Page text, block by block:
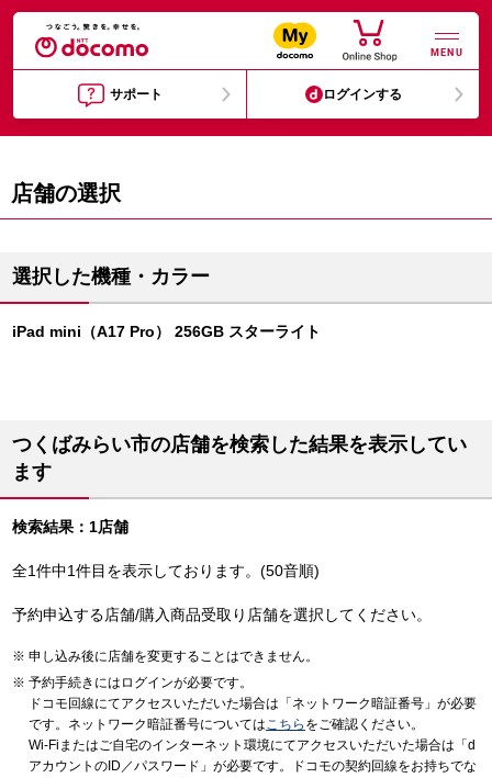
MENU
サポート ログインする
店舗の選択
選択した機種・カラー
iPad mini（A17 Pro） 256GB スターライト
つくばみらい市の店舗を検索した結果を表示してい
ます
検索結果：1店舗
全1件中1件目を表示しております。(50音順)
予約申込する店舗/購入商品受取り店舗を選択してください。
申し込み後に店舗を変更することはできません。
予約手続きにはログインが必要です。
ドコモ回線にてアクセスいただいた場合は「ネットワーク暗証番号」が必要
です。ネットワーク暗証番号についてはこちら をご確認ください。
Wi-Fiまたはご自宅のインターネット環境にてアクセスいただいた場合は「d
アカウントのID／パスワード」が必要です。ドコモの契約回線をお持ちでな